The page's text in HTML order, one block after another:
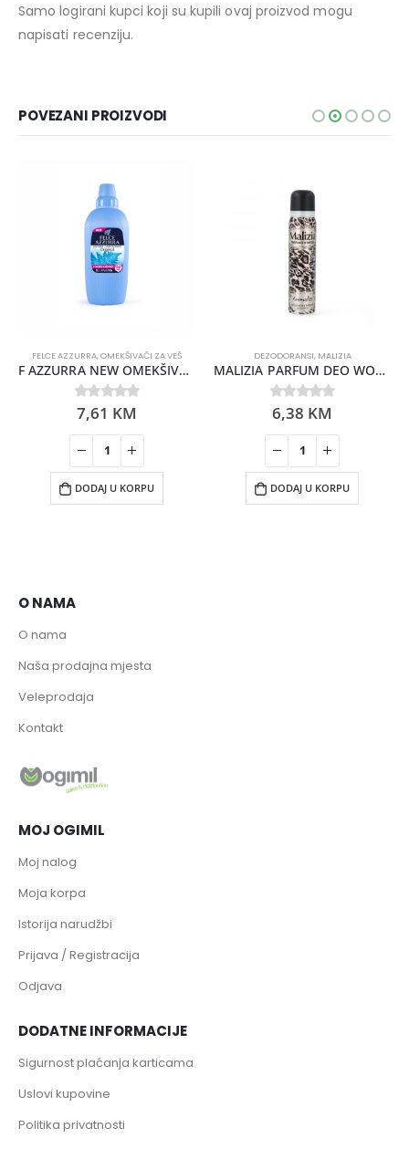
Samo logirani kupci koji su kupili ovaj proizvod mogu
napisati recenziju.
POVEZANI PROIZVODI
FELCE AZZURRA,OMEKŠIVAČI ZA VEŠ
F AZZURRA NEW OMEKŠIVAČ ZA VEŠ ORIGINAL 2L (40 PR)
0out of 5
7,61 KM
DODAJ U KORPU
DEZODORANSI, MALIZIA
MALIZIA PARFUM DEO WOMEN ANIMALIER 150ML
0out of 5
6,38 KM
DODAJ U KORPU
O NAMA
O nama
Naša prodajna mjesta
Veleprodaja
Kontakt
MOJ OGIMIL
Moj nalog
Moja korpa
Istorija narudžbi
Prijava / Registracija
Odjava
DODATNE INFORMACIJE
Sigurnost plaćanja karticama
Uslovi kupovine
Politika privatnosti